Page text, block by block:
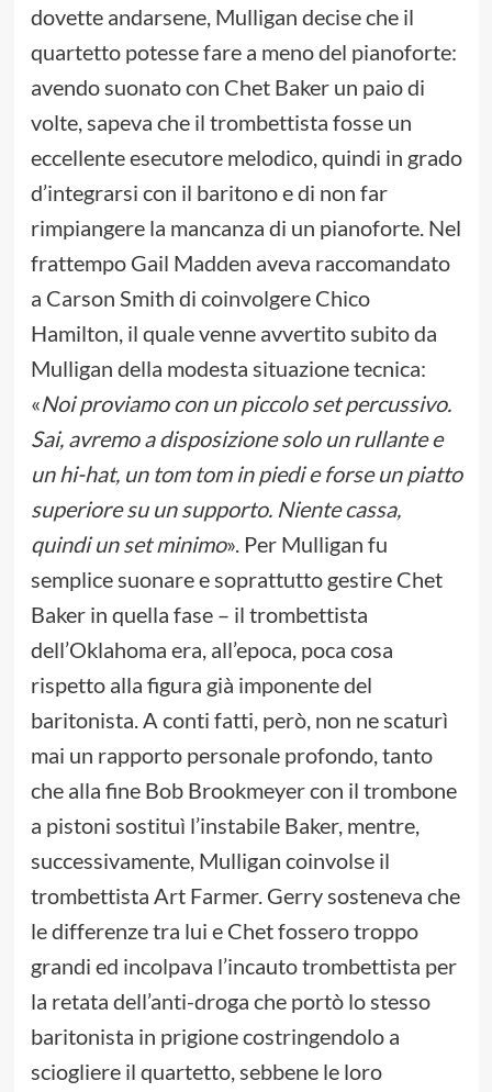
dovette andarsene, Mulligan decise che il
quartetto potesse fare a meno del pianoforte:
avendo suonato con Chet Baker un paio di
volte, sapeva che il trombettista fosse un
eccellente esecutore melodico, quindi in grado
d’integrarsi con il baritono e di non far
rimpiangere la mancanza di un pianoforte. Nel
frattempo Gail Madden aveva raccomandato
a Carson Smith di coinvolgere Chico
Hamilton, il quale venne avvertito subito da
Mulligan della modesta situazione tecnica:
«Noi proviamo con un piccolo set percussivo.
Sai, avremo a disposizione solo un rullante e
un hi-hat, un tom tom in piedi e forse un piatto
superiore su un supporto. Niente cassa,
quindi un set minimo». Per Mulligan fu
semplice suonare e soprattutto gestire Chet
Baker in quella fase – il trombettista
dell’Oklahoma era, all’epoca, poca cosa
rispetto alla figura già imponente del
baritonista. A conti fatti, però, non ne scaturì
mai un rapporto personale profondo, tanto
che alla fine Bob Brookmeyer con il trombone
a pistoni sostituì l’instabile Baker, mentre,
successivamente, Mulligan coinvolse il
trombettista Art Farmer. Gerry sosteneva che
le differenze tra lui e Chet fossero troppo
grandi ed incolpava l’incauto trombettista per
la retata dell’anti-droga che portò lo stesso
baritonista in prigione costringendolo a
sciogliere il quartetto, sebbene le loro